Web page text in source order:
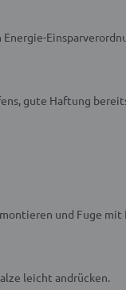
gute Haftung
und Fuge mit
leicht andrücken.